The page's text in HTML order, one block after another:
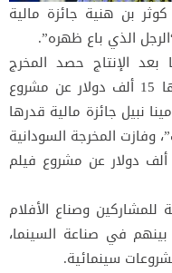
بن هنية جائزة مالية
الإنتاج حصد المخرج
التونسي وليد طايع جائزة مالية قدرها 15 ألف دولار عن مشروع
نبيل جائزة مالية قدرها
وفازت المخرجة السودانية
مروة زين علي جائزة مالية قدرها 15 ألف دولار عن مشروع فيلم
وصناع الأفلام
في صناعة السينما،
سينمائية.